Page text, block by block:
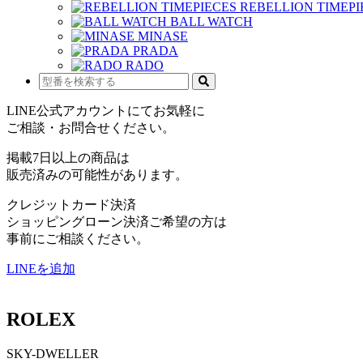
REBELLION
BALL WATCH
MINASE
PRADA
RADO
LINE公式アカウントにてお気軽に
ご相談・お問合せください。
掲載7日以上の商品は
販売済みの可能性があります。
クレジットカード決済
ショッピングローン決済ご希望の方は
事前にご相談ください。
LINEを追加
ROLEX
SKY-DWELLER